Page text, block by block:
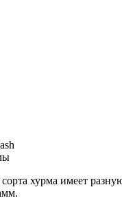
хурма имеет